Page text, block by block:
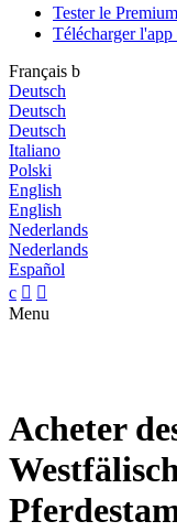
Tester le Premium
Télécharger l'app
Français b
Deutsch
Deutsch
Deutsch
Italiano
Polski
English
English
Nederlands
Nederlands
Español
c  
Menu
Acheter